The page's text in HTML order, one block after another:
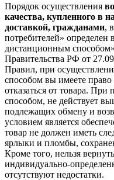
Порядок осуществления
качества, купленного в
доставкой, гражданами,
потребителей»
дистанционным
Правительства РФ от
Правил, при
способом вы имеете право
отказаться от товара.
способом, не действует
подлежащих обмену и
условием является
товар не должен иметь
ярлыки и пломбы,
Кроме того, нельзя
индивидуально-
отсутствуют недостатки.